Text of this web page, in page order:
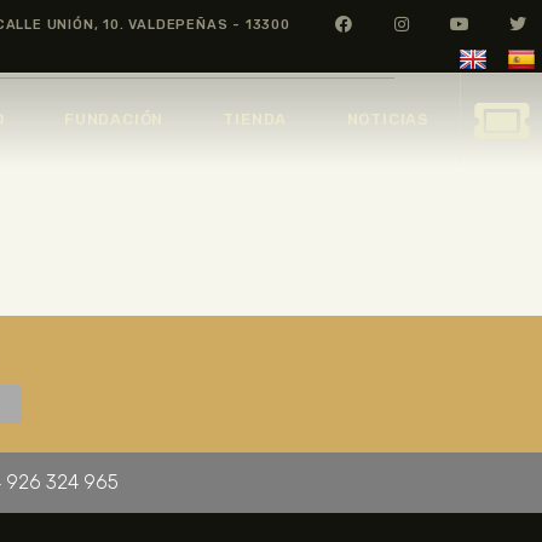
UNIÓN, 10. VALDEPEÑAS - 13300
926 324 965